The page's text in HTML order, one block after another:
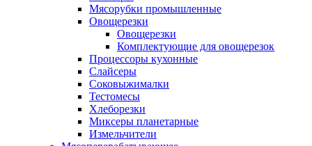
Мясорубки промышленные
Овощерезки
Овощерезки
Комплектующие для овощерезок
Процессоры кухонные
Слайсеры
Соковыжималки
Тестомесы
Хлеборезки
Миксеры планетарные
Измельчители